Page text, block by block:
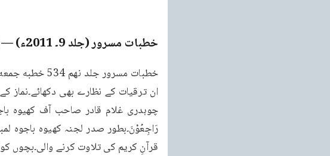
خطبات مسرور (جلد 9۔ 2011ء) — Page